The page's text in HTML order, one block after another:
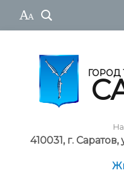
ГОРОД
410031, г.